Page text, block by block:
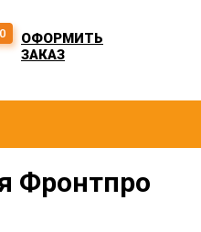
0
ОФОРМИТЬ
ЗАКАЗ
Фронтпро